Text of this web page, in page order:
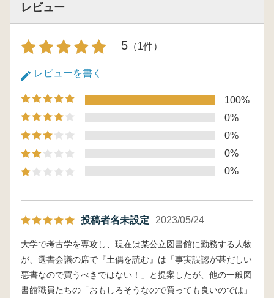
そして、もちろん『土偶を読む』を読んで納
を読む』をなぜ批判するのかといえば、開陳さ
れているその考察は、事実の上に成り立ってい
ないということが大きいからです。かねてから
もっと問題なのは、いくつかの事柄は、事実で
あるように見せるために「改変」もしていま
す。これは瑕疵のように小さな傷ではなく、も
さらに看過できないのは、過去の研究を都合
よく利用した上で軽視し、さらに敵視する姿勢
はあらぬ批判によって、一部で風評被害まで起
こしています。こういった謂れのない考古学界
感じています。
一度信じてしまった人たちが、簡単には改宗
しないことも、この間で、よくわかったことで
もあります。これは事実ではないですよ、この
レビュー
5 （1件）
レビューを書く
100%
0%
0%
0%
0%
投稿者名未設定 2023/05/24
大学で考古学を専攻し、現在は某公立図書館に勤務する人物
が、選書会議の席で『土偶を読む』は「事実誤認が甚だしい
悪書なので買うべきではない！」と提案したが、他の一般図
書館職員たちの「おもしろそうなので買っても良いのでは」